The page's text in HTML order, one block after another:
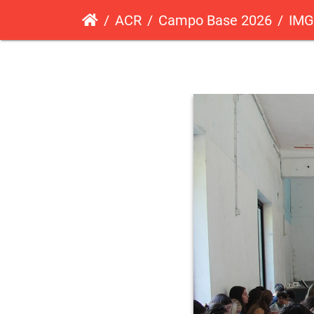
ACR Campo Base 2026